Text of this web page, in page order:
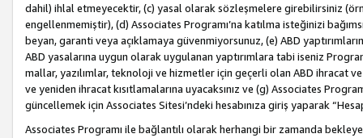
dahil) ihlal etmeyecektir, (c) yasal olarak sözleşmelere girebilirsiniz
engellenmemiştir), (d) Associates Programı’na katılma isteğinizi
beyan, garanti veya açıklamaya güvenmiyorsunuz, (e) ABD
ABD yasalarına uygun olarak uygulanan yaptırımlara tabi iseniz
mallar, yazılımlar, teknoloji ve hizmetler için geçerli olan ABD ihracat
ve yeniden ihracat kısıtlamalarına uyacaksınız ve (g) Associates
güncellemek için Associates Sitesi’ndeki hesabınıza giriş yaparak
Associates Programı ile bağlantılı olarak herhangi bir zamanda